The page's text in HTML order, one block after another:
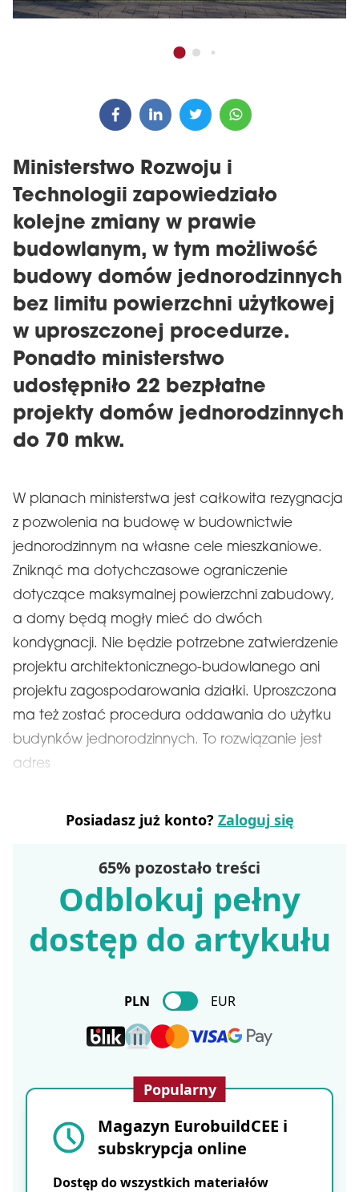
Ministerstwo Rozwoju i
Technologii zapowiedziało
kolejne zmiany w prawie
budowlanym, w tym możliwość
budowy domów jednorodzinnych
bez limitu powierzchni użytkowej
w uproszczonej procedurze.
Ponadto ministerstwo
udostępniło 22 bezpłatne
projekty domów jednorodzinnych
do 70 mkw.
W planach ministerstwa jest całkowita rezygnacja
z pozwolenia na budowę w budownictwie
jednorodzinnym na własne cele mieszkaniowe.
Zniknąć ma dotychczasowe ograniczenie
dotyczące maksymalnej powierzchni zabudowy,
a domy będą mogły mieć do dwóch
kondygnacji. Nie będzie potrzebne zatwierdzenie
projektu architektonicznego-budowlanego ani
projektu zagospodarowania działki. Uproszczona
ma też zostać procedura oddawania do użytku
budynków jednorodzinnych. To rozwiązanie jest
adres
Posiadasz już konto? Zaloguj się
65% pozostało treści
Odblokuj pełny
dostęp do artykułu
PLN EUR
Popularny
Magazyn EurobuildCEE i
subskrypcja online
Dostęp do wszystkich materiałów